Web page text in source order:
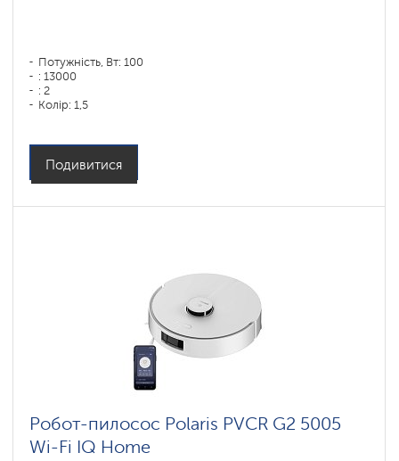
Потужність, Вт: 100
: 13000
: 2
Колір: 1,5
Бічні щітки: 1
Подивитися
Робот-пилосос Polaris PVCR G2 5005
Wi-Fi IQ Home